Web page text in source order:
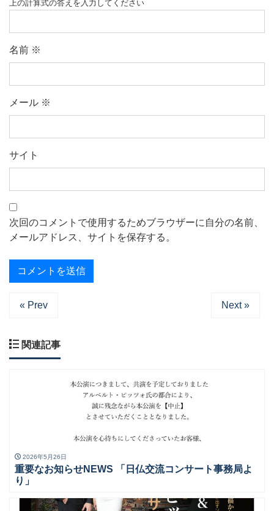
上の計算式の答えを入力してください
名前 ※
メール ※
サイト
次回のコメントで使用するためブラウザーに自分の名前、
メールアドレス、サイトを保存する。
« Prev Next »
関連記事
2026年5月26日
重要なお知らせNEWS 「日仏交流コンサート事務局よ
り」